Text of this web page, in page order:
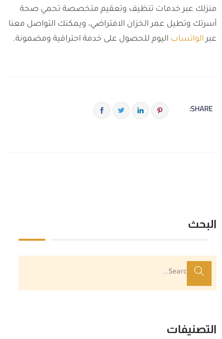
منزلك عبر خدمات تنظيف وتعقيم متخصصة تحمي صحة
أسرتك وتطيل عمر الخزان الافتراضي، ويمكنك التواصل معنا
عبر الواتساب اليوم للحصول على خدمة احترافية ومضمونة.
SHARE:
البحث
التصنيفات